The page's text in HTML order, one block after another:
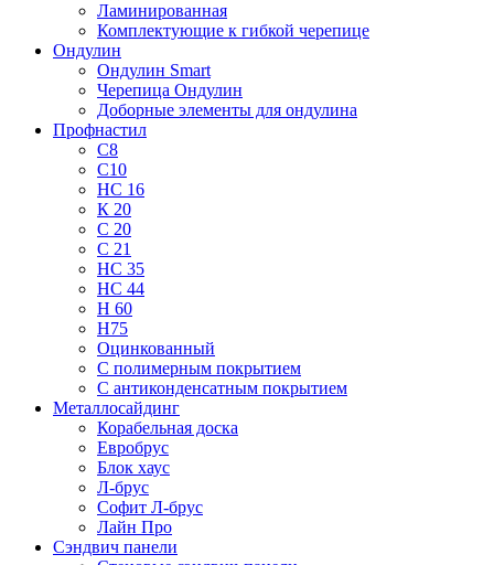
Ламинированная
Комплектующие к гибкой черепице
Ондулин
Ондулин Smart
Черепица Ондулин
Доборные элементы для ондулина
Профнастил
С8
С10
НС 16
К 20
С 20
С 21
НС 35
НС 44
Н 60
Н75
Оцинкованный
С полимерным покрытием
С антиконденсатным покрытием
Металлосайдинг
Корабельная доска
Евробрус
Блок хаус
Л-брус
Софит Л-брус
Лайн Про
Сэндвич панели